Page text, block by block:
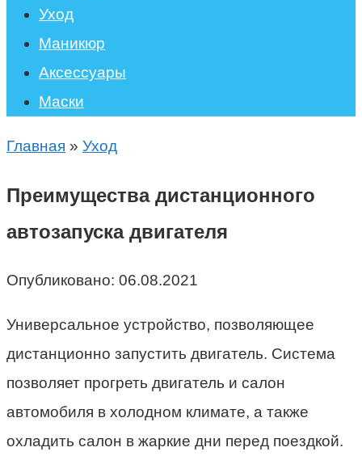
Уход
Маникюр
Аксессуары
Маски
Главная » Уход
Преимущества дистанционного
автозапуска двигателя
Опубликовано: 06.08.2021
Универсальное устройство, позволяющее
дистанционно запустить двигатель. Система
позволяет прогреть двигатель и салон
автомобиля в холодном климате, а также
охладить салон в жаркие дни перед поездкой.